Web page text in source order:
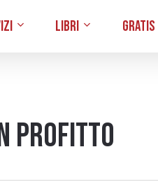
Libri Gratis
profitto